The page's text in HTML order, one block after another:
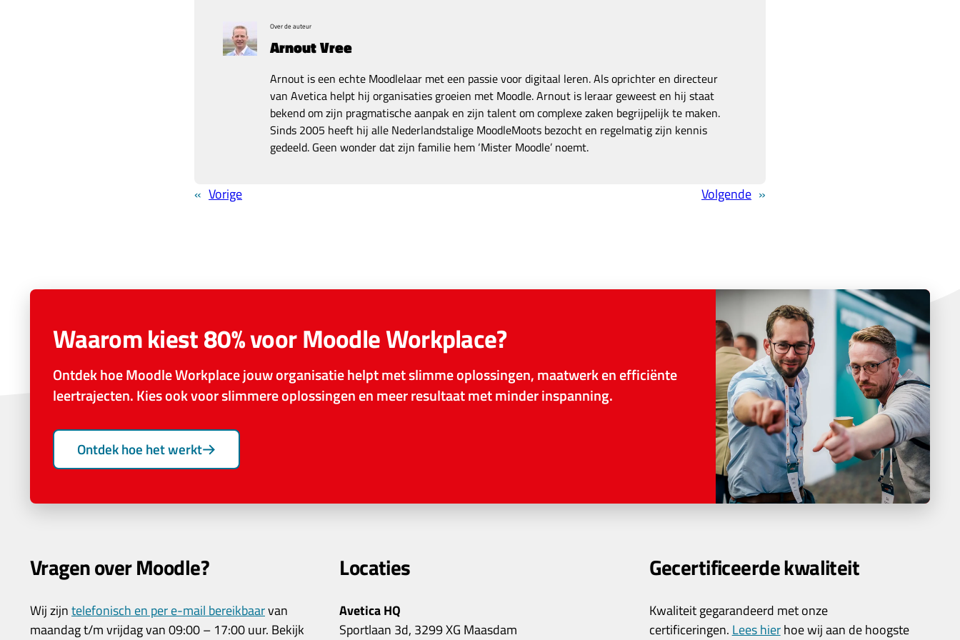
Over de auteur
Arnout Vree
Arnout is een echte Moodlelaar met een passie voor digitaal leren. Als oprichter en directeur
van Avetica helpt hij organisaties groeien met Moodle. Arnout is leraar geweest en hij staat
bekend om zijn pragmatische aanpak en zijn talent om complexe zaken begrijpelijk te maken.
Sinds 2005 heeft hij alle Nederlandstalige MoodleMoots bezocht en regelmatig zijn kennis
gedeeld. Geen wonder dat zijn familie hem ‘Mister Moodle’ noemt.
« Vorige Volgende »
Waarom kiest 80% voor Moodle Workplace?
Ontdek hoe Moodle Workplace jouw organisatie helpt met slimme oplossingen, maatwerk en efficiënte
leertrajecten. Kies ook voor slimmere oplossingen en meer resultaat met minder inspanning.
Ontdek hoe het werkt
Vragen over Moodle?
Wij zijntelefonisch en per e-mail bereikbaarvan
maandag t/m vrijdag van 09:00 – 17:00 uur. Bekijk
Locaties
Avetica HQ
Sportlaan 3d, 3299 XG Maasdam
Gecertificeerde kwaliteit
Kwaliteit gegarandeerd met onze
certificeringen. Lees hierhoe wij aan de hoogste